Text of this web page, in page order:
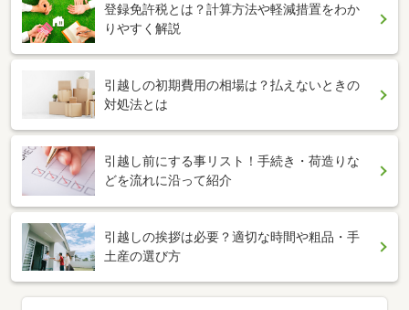
登録免許税とは？計算方法や軽減措置をわか
りやすく解説
引越しの初期費用の相場は？払えないときの
対処法とは
引越し前にする事リスト！手続き・荷造りな
どを流れに沿って紹介
引越しの挨拶は必要？適切な時間や粗品・手
土産の選び方